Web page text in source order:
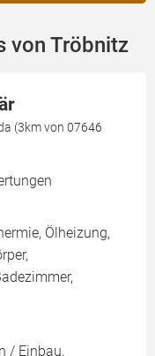
von Tröbnitz
(3km von 07646
Ölheizung,
/ Einbau,